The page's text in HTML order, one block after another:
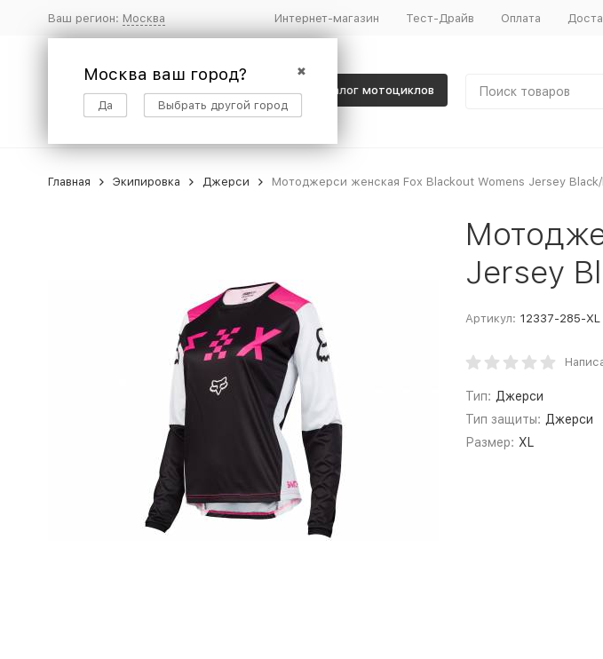
Ваш регион: Москва
✖
Москва ваш город?
Да Выбрать другой город
Интернет-магазин Тест-Драйв Оплата
Каталог мотоциклов
Главная Экипировка Джерси Мотоджерси женская Fox Blackout Womens Jersey
Jersey
Артикул: 12337-285-XL
Тип: Джерси
Тип защиты: Джерси
Размер: XL